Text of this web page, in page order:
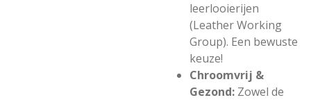
leerlooierijen
(Leather Working
Group). Een bewuste
keuze!
Chroomvrij &
Gezond: Zowel de